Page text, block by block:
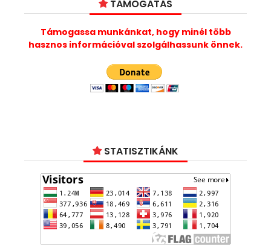
TÁMOGATÁS
Támogassa munkánkat, hogy minél több
hasznos információval szolgálhassunk önnek.
STATISZTIKÁNK